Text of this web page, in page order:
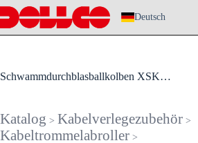
Zum
Inhalt
springen
Deutsch
Schwammdurchblasballkolben XSK…
Katalog > Kabelverlegezubehör >
Kabeltrommelabroller >